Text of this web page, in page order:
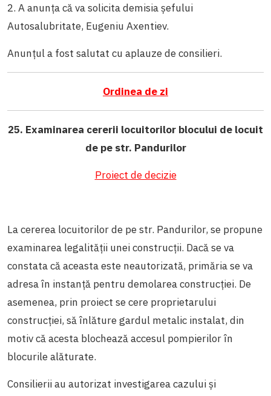
2. A anunța că va solicita demisia șefului
Autosalubritate, Eugeniu Axentiev.
Anunțul a fost salutat cu aplauze de consilieri.
Ordinea de zi
25. Examinarea cererii locuitorilor blocului de locuit
de pe str. Pandurilor
Proiect de decizie
La cererea locuitorilor de pe str. Pandurilor, se propune
examinarea legalității unei construcții. Dacă se va
constata că aceasta este neautorizată, primăria se va
adresa în instanță pentru demolarea construcției. De
asemenea, prin proiect se cere proprietarului
construcției, să înlăture gardul metalic instalat, din
motiv că acesta blochează accesul pompierilor în
blocurile alăturate.
Consilierii au autorizat investigarea cazului și